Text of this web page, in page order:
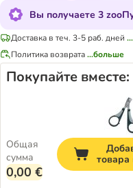
Вы получаете 3
Доставка в теч. 3-5 раб. дней
Политика возврата...больше
Покупайте вместе:
Общая
сумма
0,00 €
товара